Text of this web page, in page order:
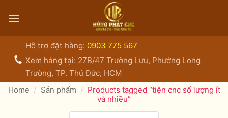
qua
Hỗ trợ đặt hàng: 0903 775 567
Xem hàng tại: 27B/47 Trường Lưu, Phường Long
Trường, TP. Thủ Đức, HCM
Home / Sản phẩm / Products tagged “tiện cnc số lượng ít
và nhiều”